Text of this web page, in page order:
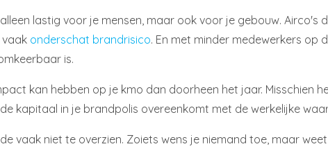
lastig voor je mensen, maar ook voor je gebouw. Airco's
vaak onderschat brandrisico. En met minder medewerkers op
is.
kan hebben op je kmo dan doorheen het jaar. Misschien
kapitaal in je brandpolis overeenkomt met de werkelijke
vaak niet te overzien. Zoiets wens je niemand toe, maar